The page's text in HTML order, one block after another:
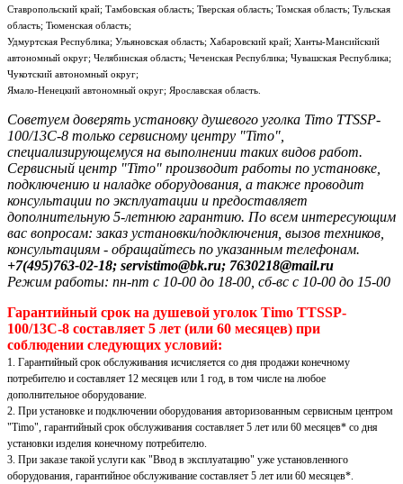
Ставропольский край; Тамбовская область; Тверская область; Томская область; Тульская
область; Тюменская область;
Удмуртская Республика; Ульяновская область; Хабаровский край; Ханты-Мансийский
автономный округ; Челябинская область; Чеченская Республика; Чувашская Республика;
Чукотский автономный округ;
Ямало-Ненецкий автономный округ; Ярославская область.
Советуем доверять установку душевого уголка Timo TTSSP-
100/13C-8 только сервисному центру "Timo",
специализирующемуся на выполнении таких видов работ.
Сервисный центр "Timo" производит работы по установке,
подключению и наладке оборудования, а также проводит
консультации по эксплуатации и предоставляет
дополнительную 5-летнюю гарантию. По всем интересующим
вас вопросам: заказ установки/подключения, вызов техников,
консультациям - обращайтесь по указанным телефонам.
+7(495)763-02-18; servistimo@bk.ru; 7630218@mail.ru
Режим работы: пн-пт с 10-00 до 18-00, сб-вс с 10-00 до 15-00
Гарантийный срок на душевой уголок Timo TTSSP-
100/13C-8 составляет 5 лет (или 60 месяцев) при
соблюдении следующих условий:
1. Гарантийный срок обслуживания исчисляется со дня продажи конечному
потребителю и составляет 12 месяцев или 1 год, в том числе на любое
дополнительное оборудование.
2. При установке и подключении оборудования авторизованным сервисным центром
"Timo", гарантийный срок обслуживания составляет 5 лет или 60 месяцев* со дня
установки изделия конечному потребителю.
3. При заказе такой услуги как "Ввод в эксплуатацию" уже установленного
оборудования, гарантийное обслуживание составляет 5 лет или 60 месяцев*.